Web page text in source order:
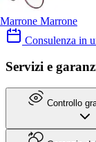
Marrone Marrone
Consulenza in
Servizi e
Controllo